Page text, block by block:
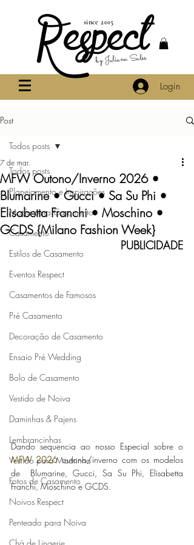
Login
since 2015
by Juliana Sales
Post
Todos posts
Planejamento e Inspirações
Moda para Casamento
Casamento
Estilos de Casamento
Eventos Respect
Casamentos de Famosos
Pré Casamento
Decoração de Casamento
Ensaio Pré Wedding
Bolo de Casamento
Vestido de Noiva
Daminhas & Pajens
Lembrancinhas
Vestido para Madrinha
Fotos de Casamento
Noivos Respect
Penteado para Noiva
Todos posts
MFW Outono/Inverno 2026 •
Blumarine • Gucci • Sa Su Phi •
Elisabetta Franchi • Moschino •
GCDS {Milano Fashion Week}
7 de mar.
PUBLICIDADE
MFW 2026 outono/inverno com os modelos
de  Blumarine, Gucci, Sa Su Phi, Elisabetta
Franchi, Moschino e GCDS.